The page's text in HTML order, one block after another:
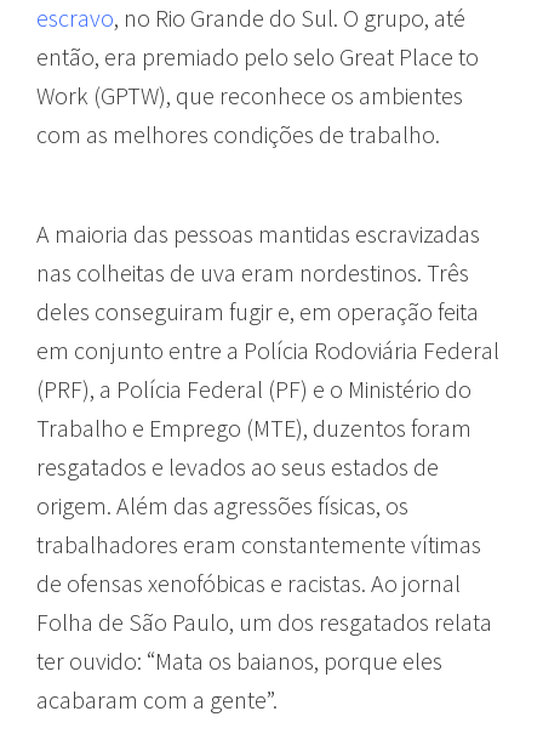
escravo, no Rio Grande do Sul. O grupo, até
então, era premiado pelo selo Great Place to
Work (GPTW), que reconhece os ambientes
com as melhores condições de trabalho.
A maioria das pessoas mantidas escravizadas
nas colheitas de uva eram nordestinos. Três
deles conseguiram fugir e, em operação feita
em conjunto entre a Polícia Rodoviária Federal
(PRF), a Polícia Federal (PF) e o Ministério do
Trabalho e Emprego (MTE), duzentos foram
resgatados e levados ao seus estados de
origem. Além das agressões físicas, os
trabalhadores eram constantemente vítimas
de ofensas xenofóbicas e racistas. Ao jornal
Folha de São Paulo, um dos resgatados relata
ter ouvido: “Mata os baianos, porque eles
acabaram com a gente”.